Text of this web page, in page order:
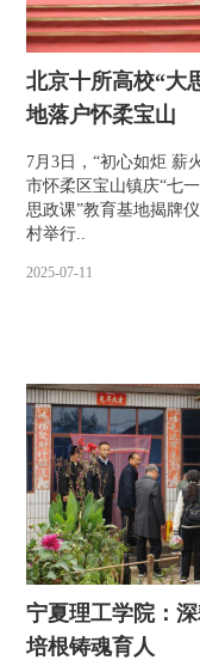
北京十所高校“大
地落户怀柔宝山
7月3日，“初心如炬 薪
市怀柔区宝山镇庆“七
思政课”教育基地揭牌
村举行..
2025-07-11
宁夏理工学院：
培根铸魂育人